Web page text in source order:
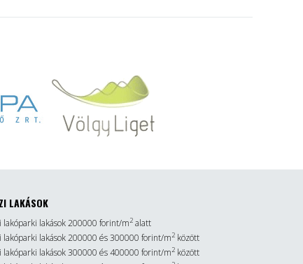
LAKÁSOK
lakóparki lakások 200000 forint/m2 alatt
lakóparki lakások 200000 és 300000 forint/m2 között
lakóparki lakások 300000 és 400000 forint/m2 között